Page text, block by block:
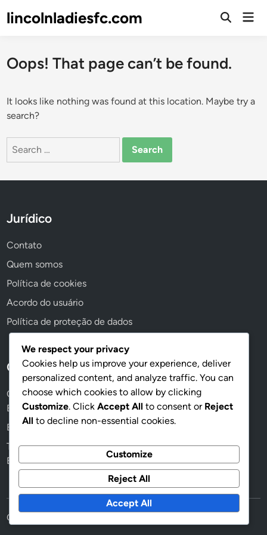
tolincolnladiesfc.com
Open
Oops! That page can’t be found.
It looks like nothing was found at this location. Maybe try a
search?
Search
Jurídico
Contato
Quem somos
Política de cookies
Acordo do usuário
Política de proteção de dados
Categorias
Configurações Ergonómicas para Trabalhadores de
Escritório
Exercícios de Mobilidade para Alívio da Dor no Pescoço
Técnicas de Correção de Postura para Trabalhadores de
Escritório
Copyright © 2026
We respect your privacy
Cookies help us improve your experience, deliver
personalized content, and analyze traffic. You can
choose which cookies to allow by clicking
Customize. Click Accept All to consent or Reject
All to decline non-essential cookies.
Customize
Reject All
Accept All